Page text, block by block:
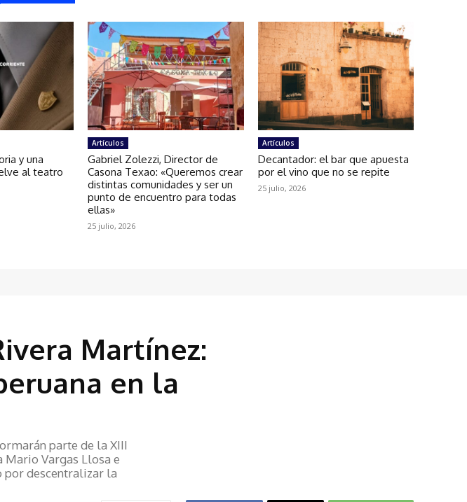
y una
al teatro
Artículos
Gabriel Zolezzi, Director de
Casona Texao: «Queremos crear
distintas comunidades y ser un
punto de encuentro para todas
ellas»
25 julio, 2026
Artículos
Decantador: el bar que apuesta
por el vino que no se repite
25 julio, 2026